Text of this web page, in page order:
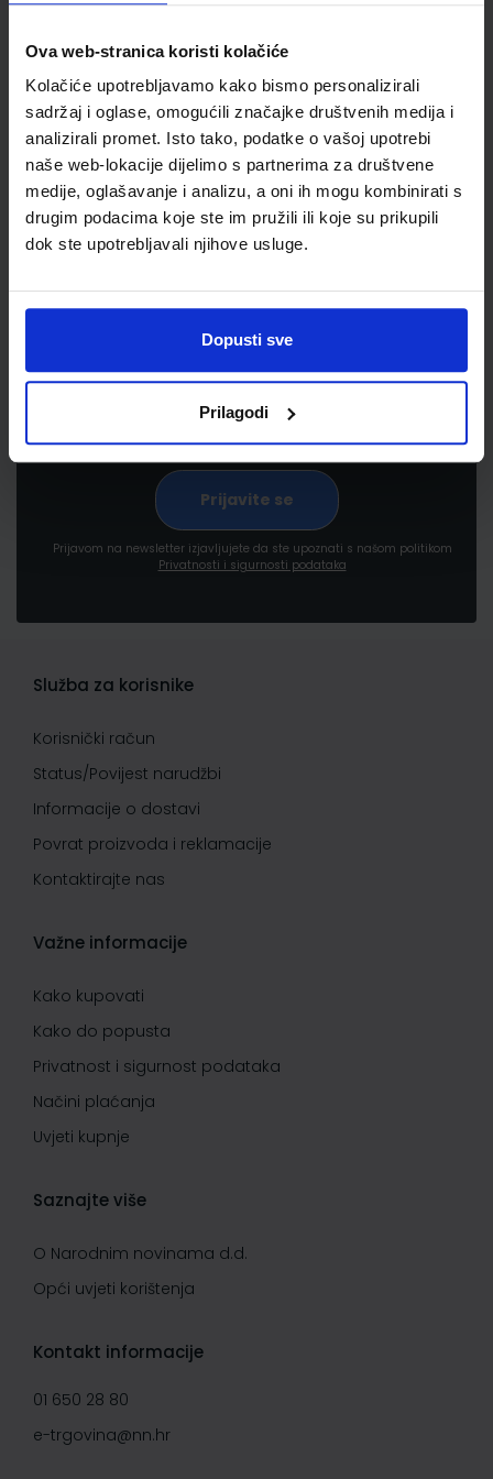
Ova web-stranica koristi kolačiće
Kolačiće upotrebljavamo kako bismo personalizirali
sadržaj i oglase, omogućili značajke društvenih medija i
analizirali promet. Isto tako, podatke o vašoj upotrebi
naše web-lokacije dijelimo s partnerima za društvene
medije, oglašavanje i analizu, a oni ih mogu kombinirati s
drugim podacima koje ste im pružili ili koje su prikupili
dok ste upotrebljavali njihove usluge.
Dopusti sve
Prilagodi
Newsletter prijava
Prijavite se kako bi primali informacije o novim
proizvodima i uslugama, akcijama i drugim
Prijavom na newsletter izjavljujete da ste upoznati s našom politikom
Privatnosti i sigurnosti podataka
Služba za korisnike
Korisnički račun
Status/Povijest narudžbi
Informacije o dostavi
Povrat proizvoda i reklamacije
Kontaktirajte nas
Važne informacije
Kako kupovati
Kako do popusta
Privatnost i sigurnost podataka
Načini plaćanja
Uvjeti kupnje
Saznajte više
O Narodnim novinama d.d.
Opći uvjeti korištenja
Kontakt informacije
01 650 28 80
e-trgovina@nn.hr